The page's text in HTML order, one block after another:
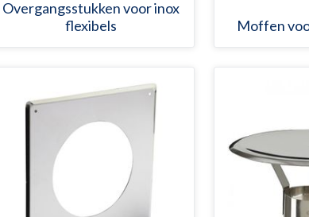
Overgangsstukken voor inox
flexibels
Moffen